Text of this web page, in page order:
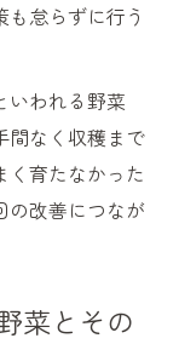
怠らずに行う
いわれる野菜
間なく収穫まで
く育たなかった
の改善につなが
菜とその